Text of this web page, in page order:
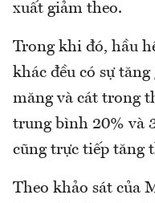
xuất giảm theo.
Trong khi đó, hầu
khác đều có sự
măng và cát trong
trung bình 20% và
cũng trực tiếp tăng
Theo khảo sát của